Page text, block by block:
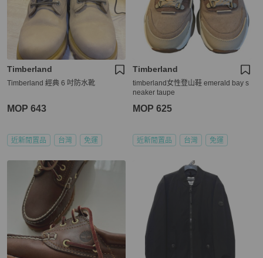
Timberland
Timberland 經典 6 吋防水靴
MOP 643
近新閒置品 台灣 免運
Timberland
timberland女性登山鞋 emerald bay s
neaker taupe
MOP 625
近新閒置品 台灣 免運